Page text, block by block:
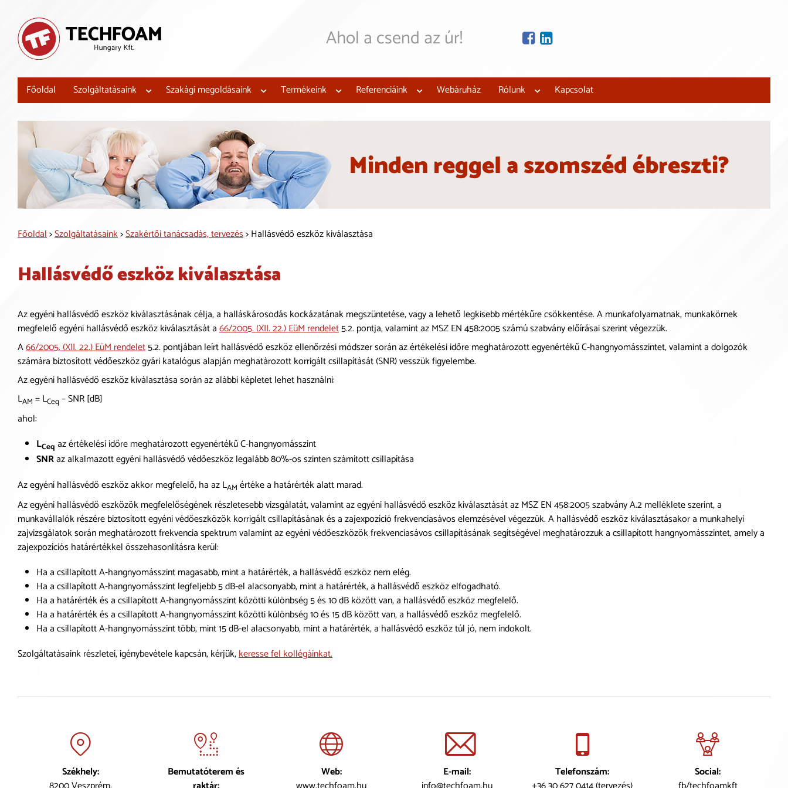
Ahol a csend az úr!
Főoldal Szolgáltatásaink Szakági megoldásaink Termékeink Referenciáink Webáruház Rólunk Kapcsolat
Minden reggel a szomszéd ébreszti?
Hangszigeteljen az új lakásfelújítási
támogatással!
Mi megtervezzük, legyártjuk és beépítjük!
Főoldal>Szolgáltatásaink>Szakértői tanácsadás, tervezés> Hallásvédő eszköz kiválasztása
Hallásvédő eszköz kiválasztása
Az egyéni hallásvédő eszköz kiválasztásának célja, a halláskárosodás kockázatának megszüntetése, vagy a lehető legkisebb mértékűre csökkentése. A munkafolyamatnak, munkakörnek
megfelelő egyéni hallásvédő eszköz kiválasztását a66/2005. (XII. 22.) EüM rendelet5.2. pontja, valamint az MSZ EN 458:2005 számú szabvány előírásai szerint végezzük.
A66/2005. (XII. 22.) EüM rendelet5.2. pontjában leírt hallásvédő eszköz ellenőrzési módszer során az értékelési időre meghatározott egyenértékű C-hangnyomásszintet, valamint a dolgozók
számára biztosított védőeszköz gyári katalógus alapján meghatározott korrigált csillapítását (SNR) vesszük figyelembe.
Az egyéni hallásvédő eszköz kiválasztása során az alábbi képletet lehet használni:
LAM = LCeq – SNR [dB]
ahol:
LCeq az értékelési időre meghatározott egyenértékű C-hangnyomásszint
SNRaz alkalmazott egyéni hallásvédő védőeszköz legalább 80%-os szinten számított csillapítása
Az egyéni hallásvédő eszköz akkor megfelelő, ha az LAM értéke a határérték alatt marad.
Az egyéni hallásvédő eszközök megfelelőségének részletesebb vizsgálatát, valamint az egyéni hallásvédő eszköz kiválasztását az MSZ EN 458:2005 szabvány A.2 melléklete szerint, a
munkavállalók részére biztosított egyéni védőeszközök korrigált csillapításának és a zajexpozíció frekvenciasávos elemzésével végezzük. A hallásvédő eszköz kiválasztásakor a munkahelyi
zajvizsgálatok során meghatározott frekvencia spektrum valamint az egyéni védőeszközök frekvenciasávos csillapításának segítségével meghatározzuk a csillapított hangnyomásszintet, amely a
zajexpozíciós határértékkel összehasonlításra kerül:
Ha a csillapított A-hangnyomásszint magasabb, mint a határérték, a hallásvédő eszköz nem elég.
Ha a csillapított A-hangnyomásszint legfeljebb 5 dB-el alacsonyabb, mint a határérték, a hallásvédő eszköz elfogadható.
Ha a határérték és a csillapított A-hangnyomásszint közötti különbség 5 és 10 dB között van, a hallásvédő eszköz megfelelő.
Ha a határérték és a csillapított A-hangnyomásszint közötti különbség 10 és 15 dB között van, a hallásvédő eszköz megfelelő.
Ha a csillapított A-hangnyomásszint több, mint 15 dB-el alacsonyabb, mint a határérték, a hallásvédő eszköz túl jó, nem indokolt.
Szolgáltatásaink részletei, igénybevétele kapcsán, kérjük,keresse fel kollégáinkat.
Székhely:
Bemutatóterem és
Web:
E-mail:
Telefonszám:
Social: